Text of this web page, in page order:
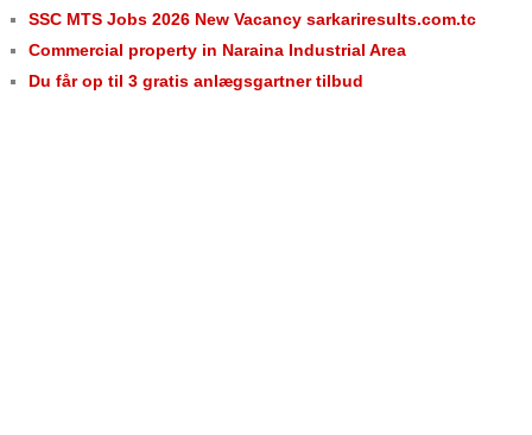
SSC MTS Jobs 2026 New Vacancy sarkariresults.com.tc
Commercial property in Naraina Industrial Area
Du får op til 3 gratis anlægsgartner tilbud